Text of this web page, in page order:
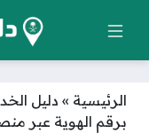
الرئيسية » دليل
برقم الهوية عبر